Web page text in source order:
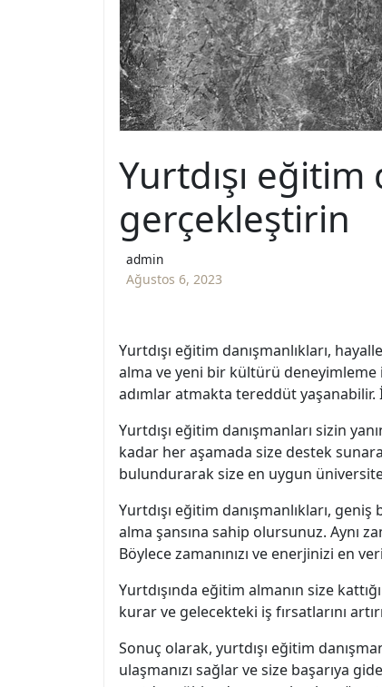
Yurtdışı eğitim
gerçekleştirin
admin
Ağustos 6, 2023
Yurtdışı eğitim danışmanlıkları,
alma ve yeni bir kültürü deneyimleme
adımlar atmakta tereddüt yaşanabilir.
Yurtdışı eğitim danışmanları sizin
kadar her aşamada size destek
bulundurarak size en uygun
Yurtdışı eğitim danışmanlıkları,
alma şansına sahip olursunuz. Aynı
Böylece zamanınızı ve enerjinizi en
Yurtdışında eğitim almanın size
kurar ve gelecekteki iş fırsatlarını
Sonuç olarak, yurtdışı eğitim
ulaşmanızı sağlar ve size başarıya